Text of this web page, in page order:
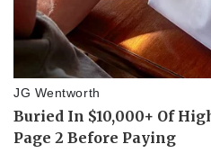
Doanh nghiệp
Thông tin doanh nghiệp
Doanh nghiệp 24h
Doanh nhân
Vì cộng đồng